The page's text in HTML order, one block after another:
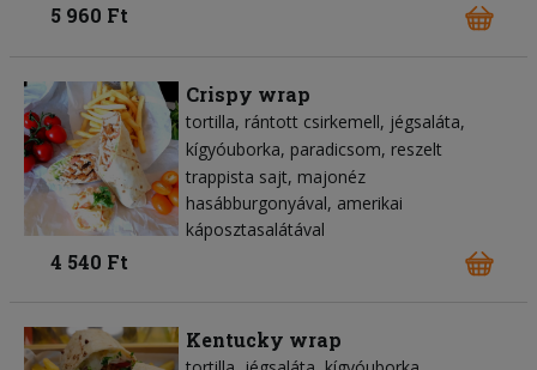
5 960 Ft
Crispy wrap
tortilla rántott csirkemell jégsaláta
kígyóuborka paradicsom reszelt
trappista sajt majonéz
hasábburgonyával, amerikai
káposztasalátával
4 540 Ft
Kentucky wrap